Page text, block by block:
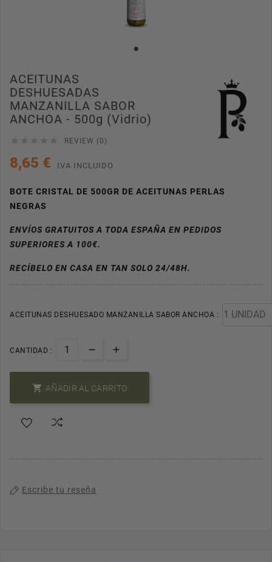
ACEITUNAS
DESHUESADAS
MANZANILLA SABOR
ANCHOA - 500g (vidrio)
REVIEW (0)
8,65 € IVA INCLUIDO
BOTE CRISTAL DE 500GR DE ACEITUNAS PERLAS
NEGRAS
ENVÍOS GRATUITOS A TODA ESPAÑA EN PEDIDOS
SUPERIORES A 100€.
RECÍBELO EN CASA EN TAN SOLO 24/48H.
ACEITUNAS DESHUESADO MANZANILLA SABOR ANCHOA :
CANTIDAD :
 AÑADIR AL CARRITO
Escribe tu reseña